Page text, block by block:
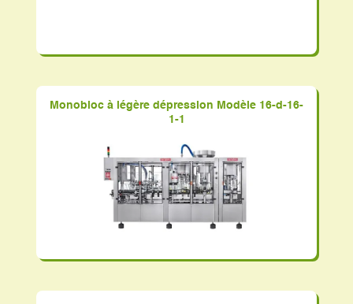
Monobloc à légère dépression Modèle 16-d-16-
1-1